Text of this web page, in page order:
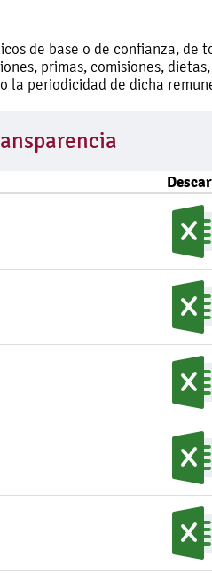
de base o de confianza, de
primas, comisiones,
la periodicidad de dicha